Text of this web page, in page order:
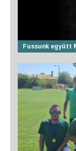
Fussunk együtt